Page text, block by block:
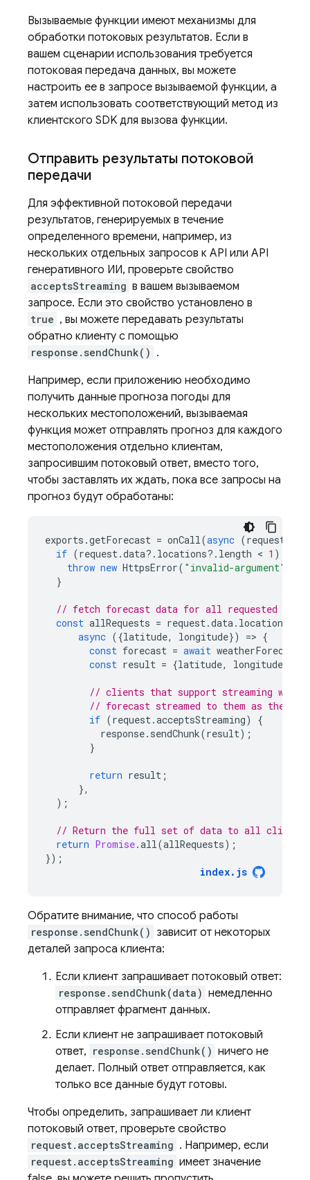
Вызываемые функции имеют механизмы для
обработки потоковых результатов. Если в
вашем сценарии использования требуется
потоковая передача данных, вы можете
настроить ее в запросе вызываемой функции, а
затем использовать соответствующий метод из
клиентского SDK для вызова функции.
Отправить результаты потоковой
передачи
Для эффективной потоковой передачи
результатов, генерируемых в течение
определенного времени, например, из
нескольких отдельных запросов к API или API
генеративного ИИ, проверьте свойство
acceptsStreaming в вашем вызываемом
запросе. Если это свойство установлено в
true , вы можете передавать результаты
обратно клиенту с помощью
response.sendChunk() .
Например, если приложению необходимо
получить данные прогноза погоды для
нескольких местоположений, вызываемая
функция может отправлять прогноз для каждого
местоположения отдельно клиентам,
запросившим потоковый ответ, вместо того,
чтобы заставлять их ждать, пока все запросы на
прогноз будут обработаны:
exports .getForecast = onCall(async (request
if (request.data? . locations? . length < 1 )
throw new HttpsError( "invalid-argument"
}
// fetch forecast data for all requested
const allRequests = request.data. locations
async ({latitude, longitude}) => {
const forecast = await
const result = {latitude, longitude
// clients that support streaming will
// forecast streamed to them as they
if (request.acceptsStreaming)
{
response. sendChunk(result);
}
return result ;
},
);
// Return the full set of data to all clients
return Promise.all(allRequests);
});
index. js
Обратите внимание, что способ работы
response.sendChunk() зависит от некоторых
деталей запроса клиента:
Если клиент запрашивает потоковый ответ:
response.sendChunk(data) немедленно
отправляет фрагмент данных.
Если клиент не запрашивает потоковый
ответ, response.sendChunk() ничего не
делает. Полный ответ отправляется, как
только все данные будут готовы.
Чтобы определить, запрашивает ли клиент
потоковый ответ, проверьте свойство
request.acceptsStreaming . Например, если
request.acceptsStreaming имеет значение